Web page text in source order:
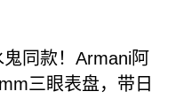
同款！Armani阿
三眼表盘，带日